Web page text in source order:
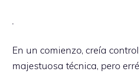
.
En un comienzo, creía
majestuosa técnica, pero